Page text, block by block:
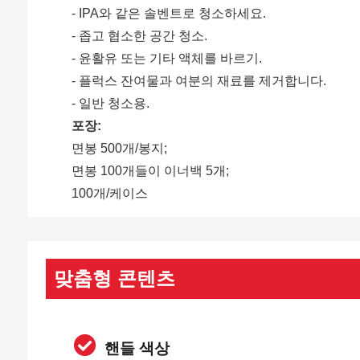
- IPA와 같은 솔벤트로 청소하세요.
- 좁고 협소한 공간 청소.
- 윤활유 또는 기타 액체를 바르기.
- 플럭스 잔여물과 여분의 재료를 제거합니다.
- 일반 청소용.
포장:
면봉 500개/봉지;
면봉 100개들이 이너백 5개;
100개/케이스
맞춤형 콘텐츠
핸들 색상